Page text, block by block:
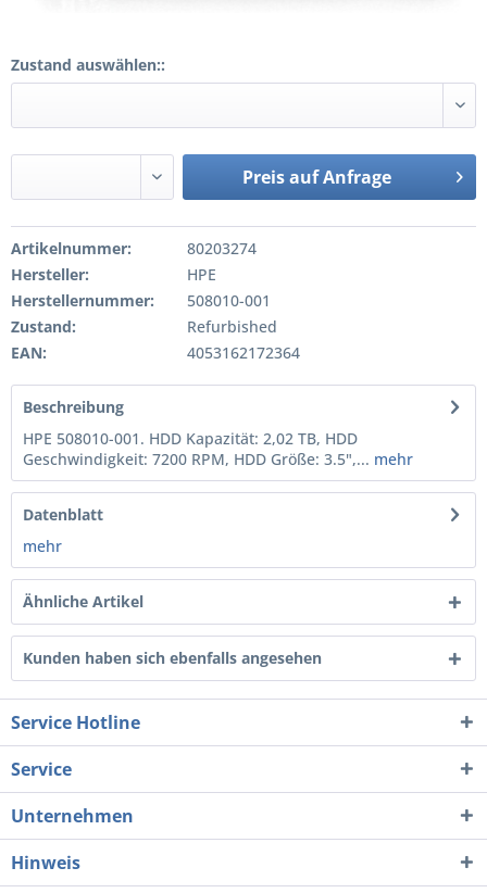
Zustand auswählen::
Preis auf Anfrage
Artikelnummer:
80203274
Hersteller:
HPE
Herstellernummer:
508010-001
Zustand:
Refurbished
EAN:
4053162172364
Beschreibung
HPE 508010-001. HDD Kapazität: 2,02 TB, HDD
Geschwindigkeit: 7200 RPM, HDD Größe: 3.5",... mehr
Datenblatt
mehr
Ähnliche Artikel
Kunden haben sich ebenfalls angesehen
Service Hotline
Service
Unternehmen
Hinweis